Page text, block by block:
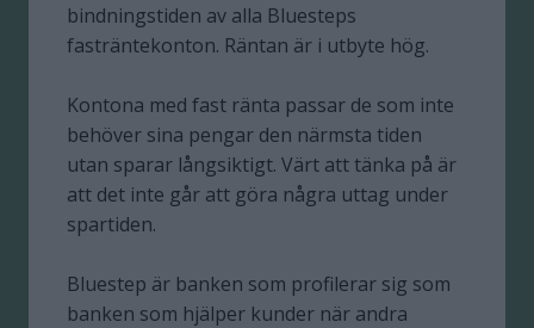
bindningstiden av alla Bluesteps
fasträntekonton. Räntan är i utbyte hög.
Kontona med fast ränta passar de som inte
behöver sina pengar den närmsta tiden
utan sparar långsiktigt. Värt att tänka på är
att det inte går att göra några uttag under
spartiden.
Bluestep är banken som profilerar sig som
banken som hjälper kunder när andra